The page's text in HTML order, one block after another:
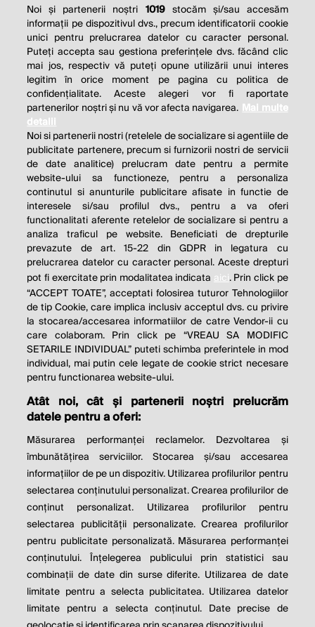
THE SOCIAL RESPONSIBILITY OF
BUSINESS IS TO INCREASE ITS
PROFITS.
Milton Friedman
© 2026 Profit.ro. Toate drepturile rezervate.
Dezvoltat de1616.ro
Contact Publicitate Despre noi
Politica de cookie Politica de
confidențialitate
Noi și partenerii noștri 1019stocăm și/sau accesăm
informații pe dispozitivul dvs., precum identificatorii cookie
unici pentru prelucrarea datelor cu caracter personal.
Puteți accepta sau gestiona preferințele dvs. făcând clic
mai jos, respectiv vă puteți opune utilizării unui interes
legitim în orice moment pe pagina cu politica de
confidențialitate. Aceste alegeri vor fi raportate
partenerilor noștri și nu vă vor afecta navigarea. Mai multe
detalii
Noi si partenerii nostri (retelele de socializare si agentiile de
publicitate partenere, precum si furnizorii nostri de servicii
de date analitice) prelucram date pentru a permite
website-ului sa functioneze, pentru a personaliza
continutul si anunturile publicitare afisate in functie de
interesele si/sau profilul dvs., pentru a va oferi
functionalitati aferente retelelor de socializare si pentru a
analiza traficul pe website. Beneficiati de drepturile
prevazute de art. 15-22 din GDPR in legatura cu
prelucrarea datelor cu caracter personal. Aceste drepturi
pot fi exercitate prin modalitatea indicata aici. Prin click pe
“ACCEPT TOATE”, acceptati folosirea tuturor Tehnologiilor
de tip Cookie, care implica inclusiv acceptul dvs. cu privire
la stocarea/accesarea informatiilor de catre Vendor-ii cu
care colaboram. Prin click pe “VREAU SA MODIFIC
SETARILE INDIVIDUAL” puteti schimba preferintele in mod
individual, mai putin cele legate de cookie strict necesare
pentru functionarea website-ului.
Atât noi, cât și partenerii noștri prelucrăm
datele pentru a oferi:
Măsurarea performanței reclamelor. Dezvoltarea și
îmbunătățirea serviciilor. Stocarea și/sau accesarea
informațiilor de pe un dispozitiv. Utilizarea profilurilor pentru
selectarea conținutului personalizat. Crearea profilurilor de
conținut personalizat. Utilizarea profilurilor pentru
selectarea publicității personalizate. Crearea profilurilor
pentru publicitate personalizată. Măsurarea performanței
conținutului. Înțelegerea publicului prin statistici sau
combinații de date din surse diferite. Utilizarea de date
limitate pentru a selecta publicitatea. Utilizarea datelor
limitate pentru a selecta conținutul. Date precise de